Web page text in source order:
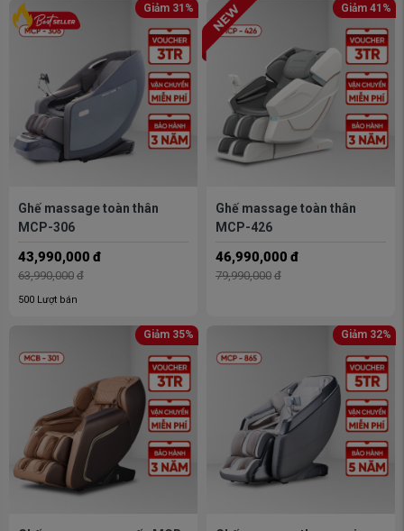
Giảm 31%
Ghế massage toàn thân
MCP-306
43,990,000 đ
63,990,000 đ
500 Lượt bán
Giảm 41%
Ghế massage toàn thân
MCP-426
46,990,000 đ
79,990,000 đ
Giảm 35% Giảm 32%